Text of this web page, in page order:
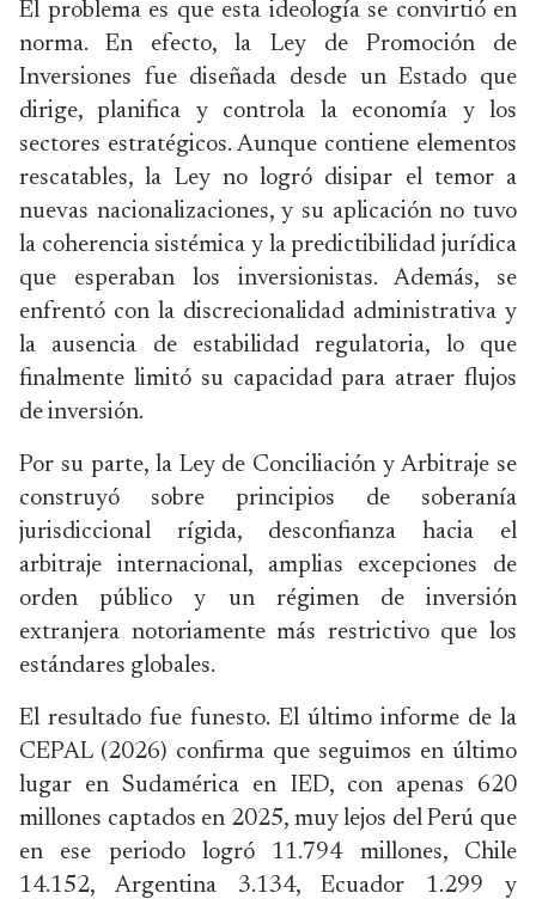
El problema es que esta ideología se convirtió en
norma. En efecto, la Ley de Promoción de
Inversiones fue diseñada desde un Estado que
dirige, planifica y controla la economía y los
sectores estratégicos. Aunque contiene elementos
rescatables, la Ley no logró disipar el temor a
nuevas nacionalizaciones, y su aplicación no tuvo
la coherencia sistémica y la predictibilidad jurídica
que esperaban los inversionistas. Además, se
enfrentó con la discrecionalidad administrativa y
la ausencia de estabilidad regulatoria, lo que
finalmente limitó su capacidad para atraer flujos
de inversión.
Por su parte, la Ley de Conciliación y Arbitraje se
construyó sobre principios de soberanía
jurisdiccional rígida, desconfianza hacia el
arbitraje internacional, amplias excepciones de
orden público y un régimen de inversión
extranjera notoriamente más restrictivo que los
estándares globales.
El resultado fue funesto. El último informe de la
CEPAL (2026) confirma que seguimos en último
lugar en Sudamérica en IED, con apenas 620
millones captados en 2025, muy lejos del Perú que
en ese periodo logró 11.794 millones, Chile
14.152, Argentina 3.134, Ecuador 1.299 y